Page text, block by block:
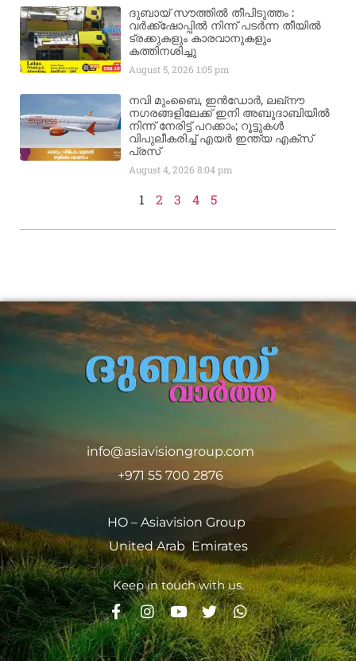
ദുബായ് സൗത്തിൽ തീപിടുത്തം :
വർക്ക്‌ഷോപ്പിൽ നിന്ന് പടർന്ന തീയിൽ
ട്രക്കുകളും കാരവാനുകളും
കത്തിനശിച്ചു
August 5, 2026 1:05 pm
നവി മുംബൈ, ഇൻഡോർ, ലഖ്നൗ
നഗരങ്ങളിലേക്ക് ഇനി അബുദാബിയിൽ
നിന്ന് നേരിട്ട് പറക്കാം; റൂട്ടുകൾ
വിപുലീകരിച്ച് എയർ ഇന്ത്യ എക്സ്
പ്രസ്
August 4, 20268:04 pm
1 2 3 4 5
info@asiavisiongroup.com
+971 55 700 2876
HO – Asiavision Group
United Arab Emirates
Keep in touch with us.